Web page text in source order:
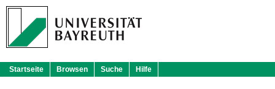
Startseite Browsen Suche Hilfe